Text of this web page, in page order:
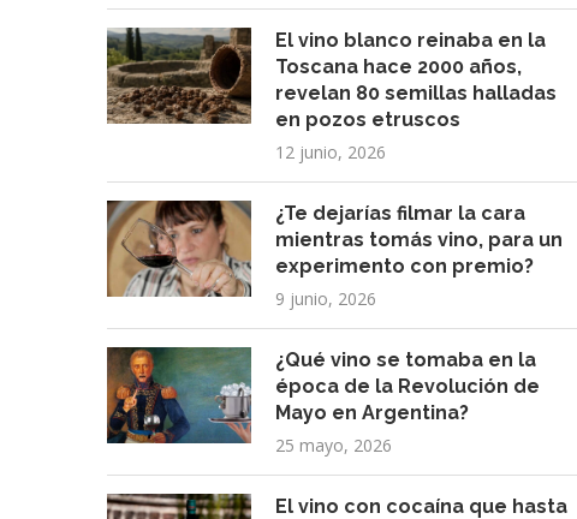
El vino blanco reinaba en la
Toscana hace 2000 años,
revelan 80 semillas halladas
en pozos etruscos
12 junio, 2026
¿Te dejarías filmar la cara
mientras tomás vino, para un
experimento con premio?
9 junio, 2026
¿Qué vino se tomaba en la
época de la Revolución de
Mayo en Argentina?
25 mayo, 2026
El vino con cocaína que hasta